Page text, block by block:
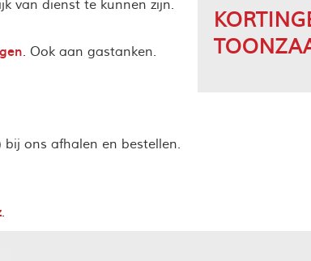
van dienst te kunnen zijn.
. Ook aan gastanken.
bij ons afhalen en bestellen.
.